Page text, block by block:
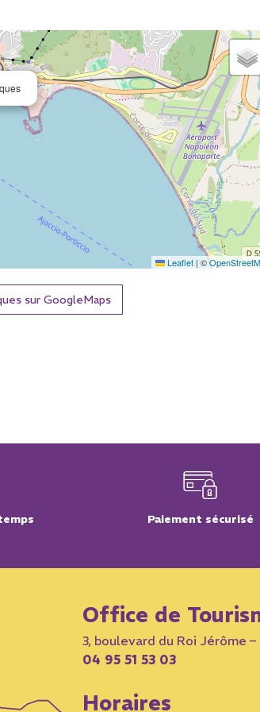
Leaflet | ©
sur GoogleMaps
Paiement sécurisé
Office de
3, boulevard du Roi Jérôme
04 95 51 53 03
Horaires